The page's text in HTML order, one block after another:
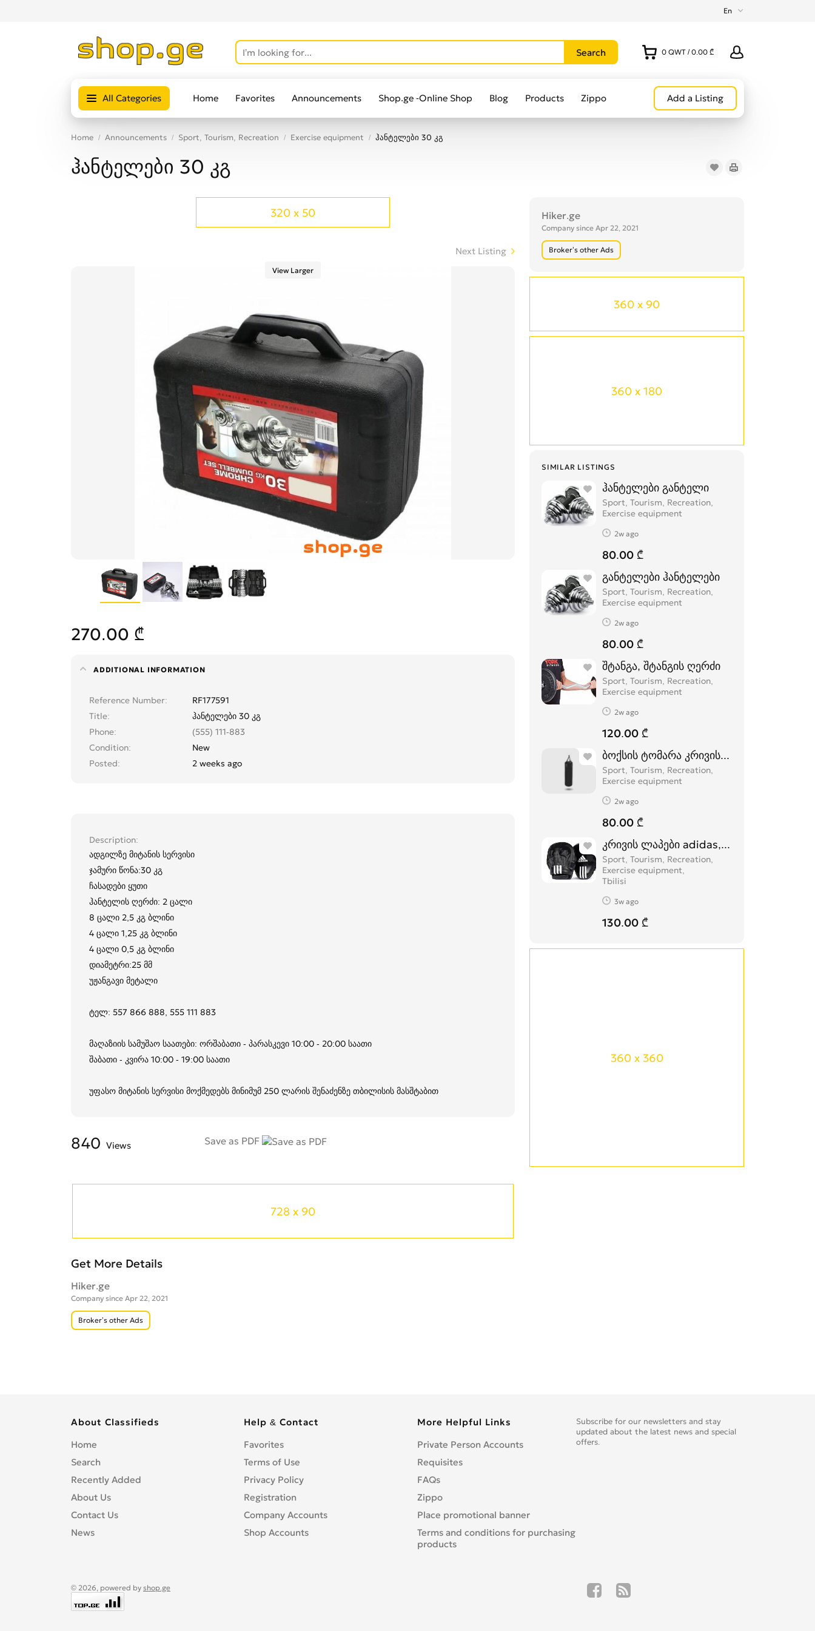
En
0 QWT / 0.00 ₾
All Categories Home Favorites Announcements Shop.ge -Online Shop Blog Products Zippo Add a Listing
Home Announcements Sport, Tourism, Recreation Exercise equipment ჰანტელები 30 კგ
ჰანტელები 30 კგ
Hiker.ge
Company since Apr 22, 2021
Broker’s other Ads
360 x 90
360 x 180
SIMILAR LISTINGS
ჰანტელები განტელი
Sport, Tourism, Recreation,
Exercise equipment
2w ago
80.00 ₾
განტელები ჰანტელები
Sport, Tourism, Recreation,
Exercise equipment
2w ago
80.00 ₾
შტანგა, შტანგის ღერძი
Sport, Tourism, Recreation,
Exercise equipment
2w ago
120.00 ₾
ბოქსის ტომარა კრივის ტომარა მსხალი
Sport, Tourism, Recreation,
Exercise equipment
2w ago
80.00 ₾
კრივის ლაპები adidas,topten
Sport, Tourism, Recreation,
Exercise equipment
Tbilisi
3w ago
130.00 ₾
360 x 360
320 x 50
Next Listing
View Larger
270.00 ₾
ADDITIONAL INFORMATION
Reference Number
RF177591
Title
ჰანტელები 30 კგ
Phone
(555) 111-883
Condition
New
Posted
2 weeks ago
Description
ადგილზე მიტანის სერვისი
ჯამური წონა:30 კგ
ჩასადები ყუთი
ჰანტელის ღერძი: 2 ცალი
8 ცალი 2,5 კგ ბლინი
4 ცალი 1,25 კგ ბლინი
4 ცალი 0,5 კგ ბლინი
დიამეტრი:25 მმ
უჟანგავი მეტალი
ტელ: 557 866 888, 555 111 883
მაღაზიის სამუშაო საათები: ორშაბათი - პარასკევი 10:00 - 20:00 საათი
შაბათი - კვირა 10:00 - 19:00 საათი
უფასო მიტანის სერვისი მოქმედებს მინიმუმ 250 ლარის შენაძენზე თბილისის მასშტაბით
Save as PDF
840 Views
728 x 90
Get More Details
Hiker.ge
Company since Apr 22, 2021
Broker’s other Ads
Subscribe for our newsletters and stay
updated about the latest news and special
offers.
About Classifieds
Home
Search
Recently Added
About Us
Contact Us
News
Help & Contact
Favorites
Terms of Use
Privacy Policy
Registration
Company Accounts
Shop Accounts
More Helpful Links
Private Person Accounts
Requisites
FAQs
Zippo
Place promotional banner
Terms and conditions for purchasing
products
© 2026, powered by shop.ge